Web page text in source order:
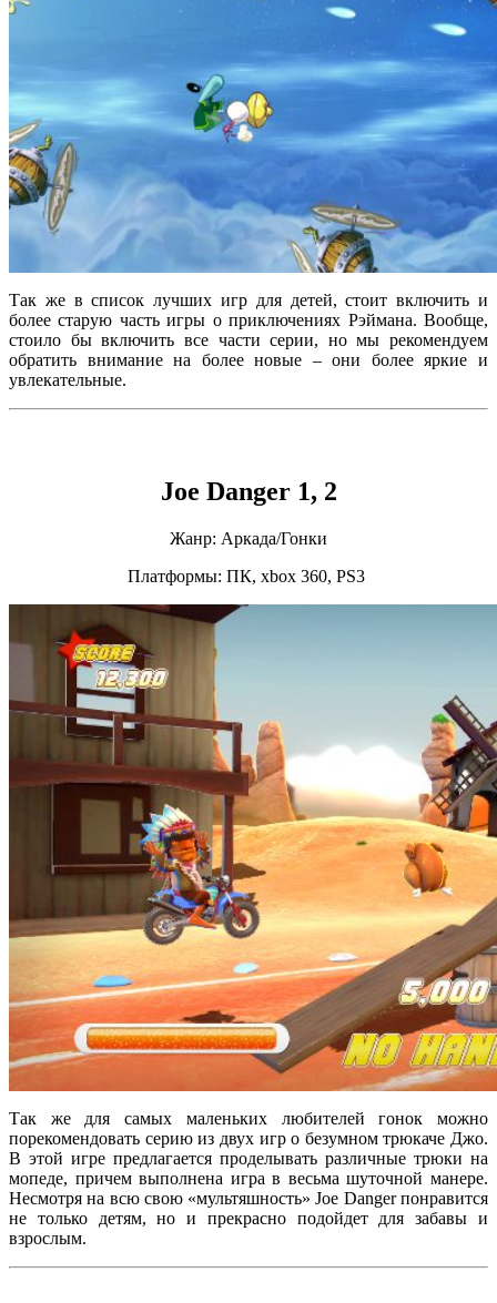
Так же в список лучших игр для детей, стоит включить и
более старую часть игры о приключениях Рэймана. Вообще,
стоило бы включить все части серии, но мы рекомендуем
обратить внимание на более новые – они более яркие и
увлекательные.
Joe Danger 1, 2
Жанр: Аркада/Гонки
Платформы: ПК, xbox 360, PS3
Так же для самых маленьких любителей гонок можно
порекомендовать серию из двух игр о безумном трюкаче Джо.
В этой игре предлагается проделывать различные трюки на
мопеде, причем выполнена игра в весьма шуточной манере.
Несмотря на всю свою «мультяшность» Joe Danger понравится
не только детям, но и прекрасно подойдет для забавы и
взрослым.